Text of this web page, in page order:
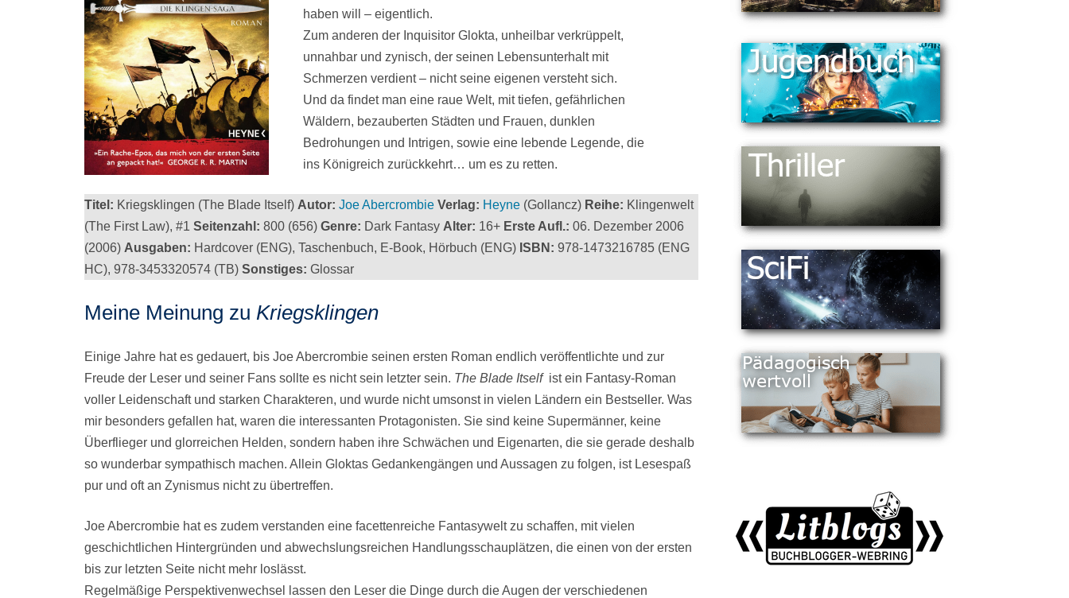
haben will – eigentlich.
Zum anderen der Inquisitor Glokta, unheilbar verkrüppelt,
unnahbar und zynisch, der seinen Lebensunterhalt mit
Schmerzen verdient – nicht seine eigenen versteht sich.
Und da findet man eine raue Welt, mit tiefen, gefährlichen
Wäldern, bezauberten Städten und Frauen, dunklen
Bedrohungen und Intrigen, sowie eine lebende Legende, die
ins Königreich zurückkehrt… um es zu retten.
Titel: Kriegsklingen (The Blade Itself) Autor: Joe Abercrombie Verlag: Heyne (Gollancz) Reihe: Klingenwelt
(The First Law), #1Seitenzahl: 800 (656)Genre: Dark Fantasy Alter: 16+ Erste Aufl.: 06. Dezember 2006
(2006) Ausgaben: Hardcover (ENG), Taschenbuch, E-Book, Hörbuch (ENG) ISBN: 978-1473216785 (ENG
HC), 978-3453320574 (TB)Sonstiges: Glossar
Meine Meinung zu Kriegsklingen
Einige Jahre hat es gedauert, bis Joe Abercrombie seinen ersten Roman endlich veröffentlichte und zur
Freude der Leser und seiner Fans sollte es nicht sein letzter sein. The Blade Itselfist ein Fantasy-Roman
voller Leidenschaft und starken Charakteren, und wurde nicht umsonst in vielen Ländern ein Bestseller. Was
mir besonders gefallen hat, waren die interessanten Protagonisten. Sie sind keine Supermänner, keine
Überflieger und glorreichen Helden, sondern haben ihre Schwächen und Eigenarten, die sie gerade deshalb
so wunderbar sympathisch machen. Allein Gloktas Gedankengängen und Aussagen zu folgen, ist Lesespaß
pur und oft an Zynismus nicht zu übertreffen.
Joe Abercrombie hat es zudem verstanden eine facettenreiche Fantasywelt zu schaffen, mit vielen
geschichtlichen Hintergründen und abwechslungsreichen Handlungsschauplätzen, die einen von der ersten
bis zur letzten Seite nicht mehr loslässt.
Regelmäßige Perspektivenwechsel lassen den Leser die Dinge durch die Augen der verschiedenen